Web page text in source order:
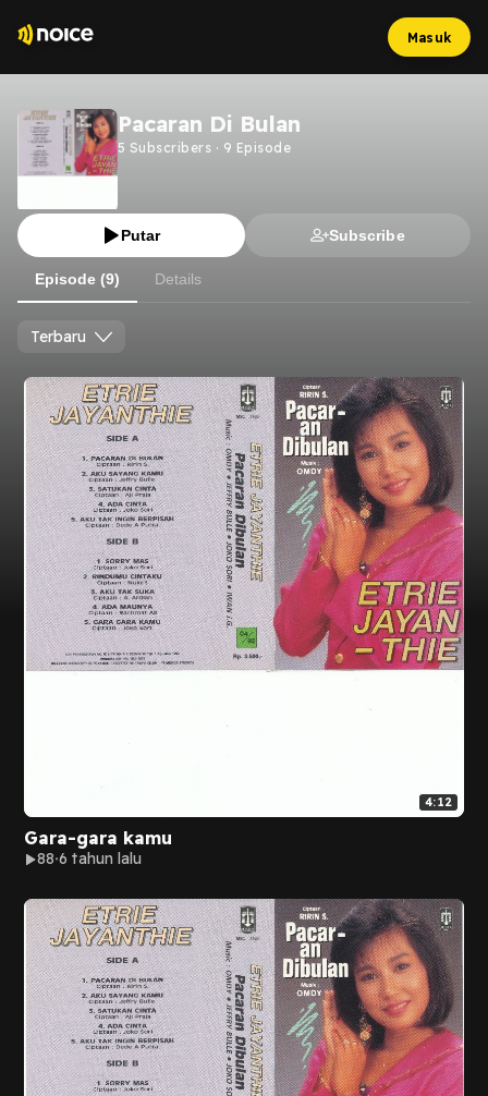
Masuk
Pacaran Di Bulan
5 Subscribers · 9 Episode
Putar Subscribe
Episode (9) Details
Terbaru
4:12
Gara-gara kamu
88 6 tahun lalu